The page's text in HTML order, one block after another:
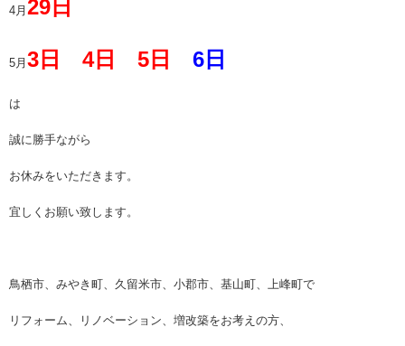
4月 29日
5月 3日 4日 5日 6日
は
誠に勝手ながら
お休みをいただきます。
宜しくお願い致します。
鳥栖市、みやき町、久留米市、小郡市、基山町、上峰町で
リフォーム、リノベーション、増改築をお考えの方、